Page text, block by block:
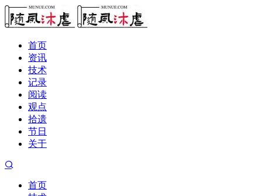
首页
资讯
技术
记录
阅读
观点
拾遗
节日
关于
首页